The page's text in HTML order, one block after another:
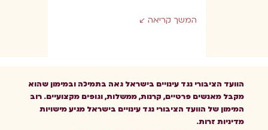
המשך קריאה
הוועד הציבורי נגד עינויים בישראל גאה בתמיכה ובמימון שהוא
מקבל מאנשים פרטיים, קרנות, ממשלות, וגופים מקצועיים. רוב
המימון של הוועד הציבורי נגד עינויים בישראל מגיע מישויות
מדיניות זרות.